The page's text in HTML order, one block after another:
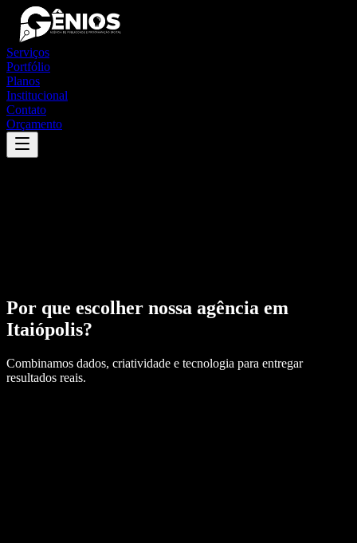
Serviços
Portfólio
Planos
Institucional
Contato
Orçamento
Por que escolher nossa agência em
Itaiópolis?
Combinamos dados, criatividade e tecnologia para entregar
resultados reais.